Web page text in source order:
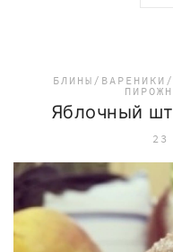
БЛИНЫ/
Яблочный